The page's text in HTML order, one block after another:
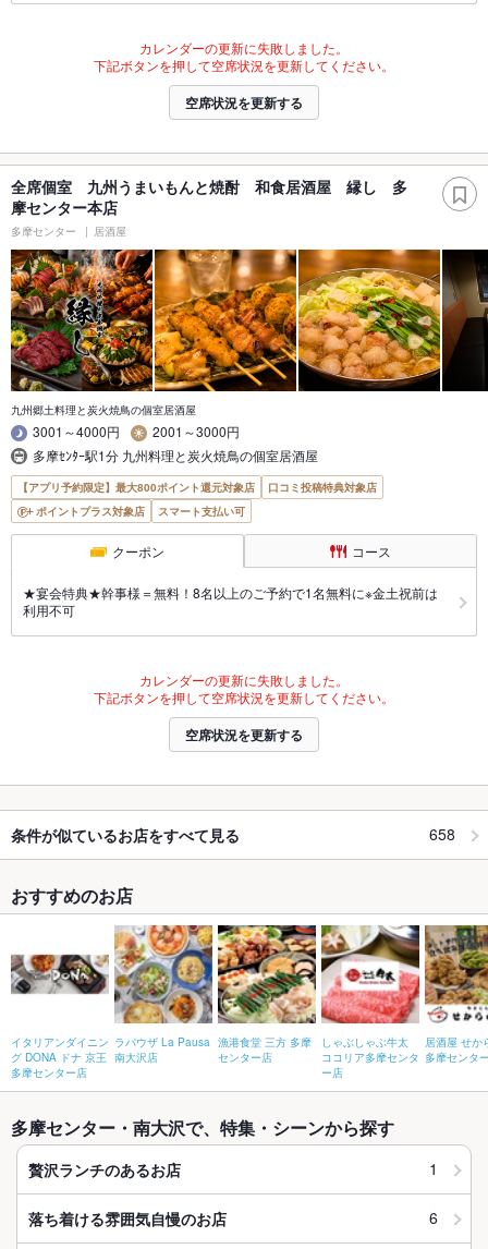
カレンダーの更新に失敗しました。
下記ボタンを押して空席状況を更新してください。
空席状況を更新する
全席個室 九州うまいもんと焼酎 和食居酒屋 縁し 多
摩センター本店
多摩センター 居酒屋
九州郷土料理と炭火焼鳥の個室居酒屋
3001～4000円
2001～3000円
多摩ｾﾝﾀｰ駅1分 九州料理と炭火焼鳥の個室居酒屋
【アプリ予約限定】最大800ポイント還元対象店
口コミ投稿特典対象店
ポイントプラス対象店
スマート支払い可
クーポン コース
★宴会特典★幹事様＝無料！8名以上のご予約で1名無料に※金土祝前は
利用不可
カレンダーの更新に失敗しました。
下記ボタンを押して空席状況を更新してください。
空席状況を更新する
条件が似ているお店をすべて見る 658
おすすめのお店
イタリアンダイニン
グ DONA ドナ 京王
多摩センター店
ラパウザ La Pausa
南大沢店
漁港食堂 三方 多摩
センター店
しゃぶしゃぶ牛太
ココリア多摩センタ
ー店
居酒屋 せか
多摩センタ
多摩センター・南大沢で、特集・シーンから探す
贅沢ランチのあるお店 1
落ち着ける雰囲気自慢のお店 6